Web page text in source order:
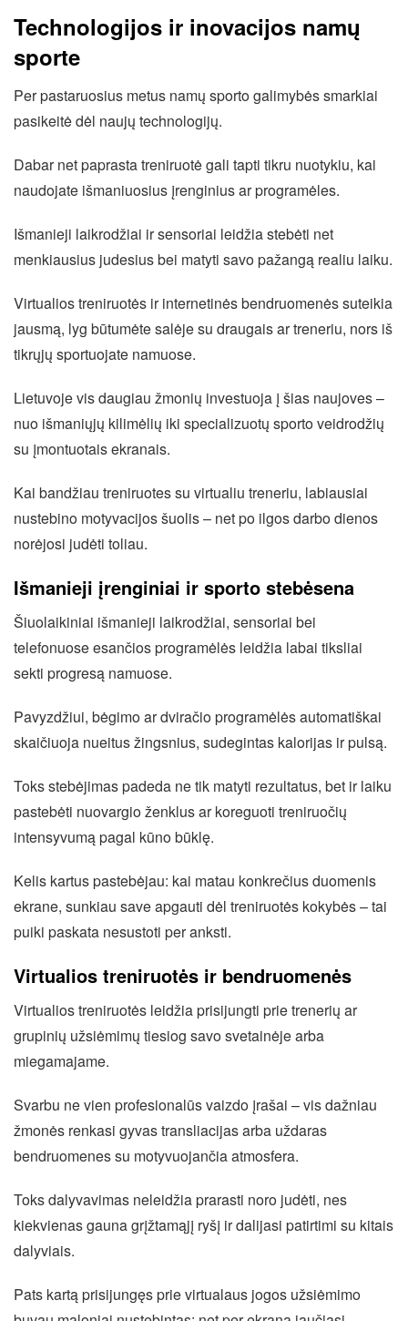
Technologijos ir inovacijos namų
sporte
Per pastaruosius metus namų sporto galimybės smarkiai
pasikeitė dėl naujų technologijų.
Dabar net paprasta treniruotė gali tapti tikru nuotykiu, kai
naudojate išmaniuosius įrenginius ar programėles.
Išmanieji laikrodžiai ir sensoriai leidžia stebėti net
menkiausius judesius bei matyti savo pažangą realiu laiku.
Virtualios treniruotės ir internetinės bendruomenės suteikia
jausmą, lyg būtumėte salėje su draugais ar treneriu, nors iš
tikrųjų sportuojate namuose.
Lietuvoje vis daugiau žmonių investuoja į šias naujoves –
nuo išmaniųjų kilimėlių iki specializuotų sporto veidrodžių
su įmontuotais ekranais.
Kai bandžiau treniruotes su virtualiu treneriu, labiausiai
nustebino motyvacijos šuolis – net po ilgos darbo dienos
norėjosi judėti toliau.
Išmanieji įrenginiai ir sporto stebėsena
Šiuolaikiniai išmanieji laikrodžiai, sensoriai bei
telefonuose esančios programėlės leidžia labai tiksliai
sekti progresą namuose.
Pavyzdžiui, bėgimo ar dviračio programėlės automatiškai
skaičiuoja nueitus žingsnius, sudegintas kalorijas ir pulsą.
Toks stebėjimas padeda ne tik matyti rezultatus, bet ir laiku
pastebėti nuovargio ženklus ar koreguoti treniruočių
intensyvumą pagal kūno būklę.
Kelis kartus pastebėjau: kai matau konkrečius duomenis
ekrane, sunkiau save apgauti dėl treniruotės kokybės – tai
puiki paskata nesustoti per anksti.
Virtualios treniruotės ir bendruomenės
Virtualios treniruotės leidžia prisijungti prie trenerių ar
grupinių užsiėmimų tiesiog savo svetainėje arba
miegamajame.
Svarbu ne vien profesionalūs vaizdo įrašai – vis dažniau
žmonės renkasi gyvas transliacijas arba uždaras
bendruomenes su motyvuojančia atmosfera.
Toks dalyvavimas neleidžia prarasti noro judėti, nes
kiekvienas gauna grįžtamąjį ryšį ir dalijasi patirtimi su kitais
dalyviais.
Pats kartą prisijungęs prie virtualaus jogos užsiėmimo